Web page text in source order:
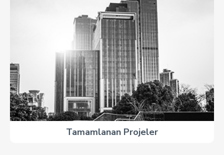
Tamamlanan Projeler